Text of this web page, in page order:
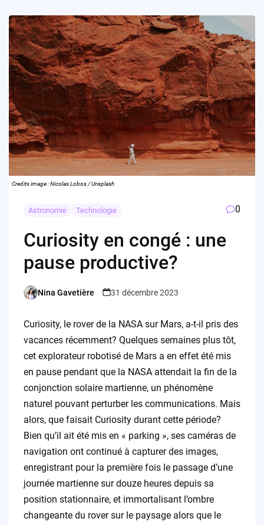
Credits image : Nicolas Lobos / Unsplash
Astronomie Technologie 0
Curiosity en congé : une
pause productive?
Posted
Nina Gavetière 31 décembre 2023
Curiosity, le rover de la NASA sur Mars, a-t-il pris des
vacances récemment? Quelques semaines plus tôt,
cet explorateur robotisé de Mars a en effet été mis
en pause pendant que la NASA attendait la fin de la
conjonction solaire martienne, un phénomène
naturel pouvant perturber les communications. Mais
alors, que faisait Curiosity durant cette période?
Bien qu’il ait été mis en « parking », ses caméras de
navigation ont continué à capturer des images,
enregistrant pour la première fois le passage d’une
journée martienne sur douze heures depuis sa
position stationnaire, et immortalisant l’ombre
changeante du rover sur le paysage alors que le